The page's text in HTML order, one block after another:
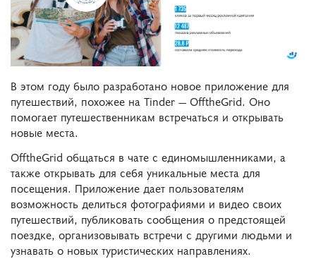
В этом году было разработано новое приложение для
путешествий, похожее на Tinder — OfftheGrid. Оно
помогает путешественникам встречаться и открывать
новые места.
OfftheGrid общаться в чате с единомышленниками, а
также открывать для себя уникальные места для
посещения. Приложение дает пользователям
возможность делиться фотографиями и видео своих
путешествий, публиковать сообщения о предстоящей
поездке, организовывать встречи с другими людьми и
узнавать о новых туристических направлениях.